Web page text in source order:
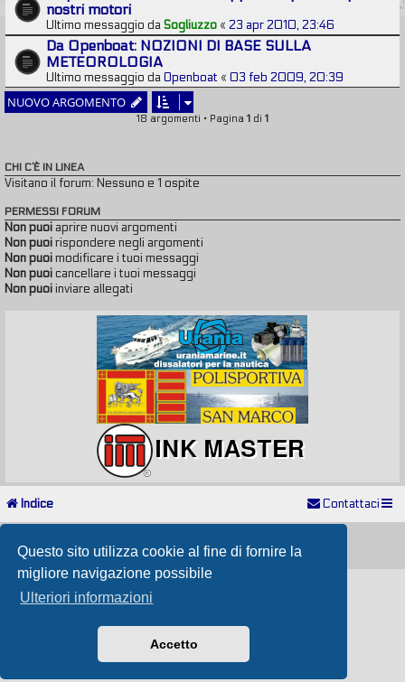
Questo sito utilizza cookie al fine di fornire la
migliore navigazione possibile
Ulteriori informazioni
Accetto
nostri motori
Ultimo messaggio daSogliuzzo « 23 apr 2010, 23:46
Da Openboat: NOZIONI DI BASE SULLA
METEOROLOGIA
Ultimo messaggio daOpenboat « 03 feb 2009, 20:39
NUOVO ARGOMENTO
18 argomenti • Pagina 1 di 1
CHI C’È IN LINEA
Visitano il forum: Nessuno e 1 ospite
PERMESSI FORUM
Non puoiaprire nuovi argomenti
Non puoirispondere negli argomenti
Non puoimodificare i tuoi messaggi
Non puoicancellare i tuoi messaggi
Non puoiinviare allegati
Indice Contattaci
Passione Nutica 2017 style created byMakrov
Traduzione Italiana phpBB-Store.it